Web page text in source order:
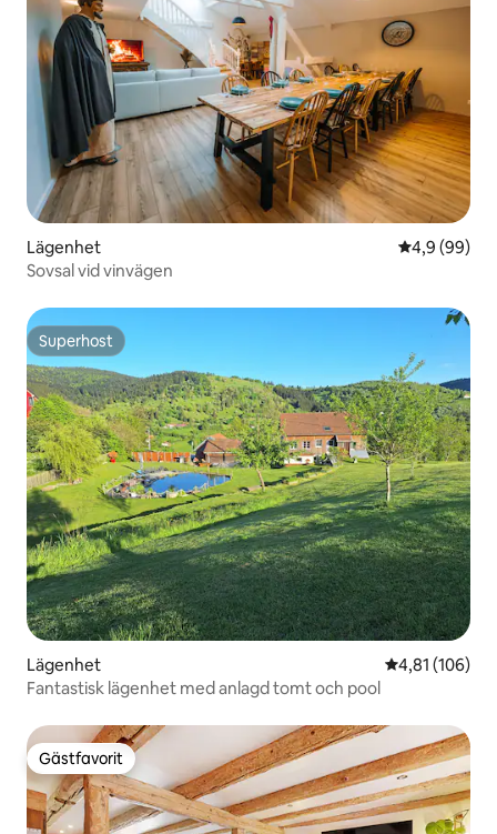
Lägenhet 4,9 av 5 i
4,9 (99)
Sovsal vid vinvägen
Superhost
Superhost
Lägenhet 4,81 av 5 i
4,81 (106)
Fantastisk lägenhet med anlagd tomt och pool
Gästfavorit
Gästfavorit